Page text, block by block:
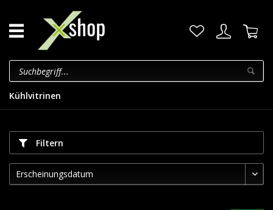
Kühlvitrinen
Filtern